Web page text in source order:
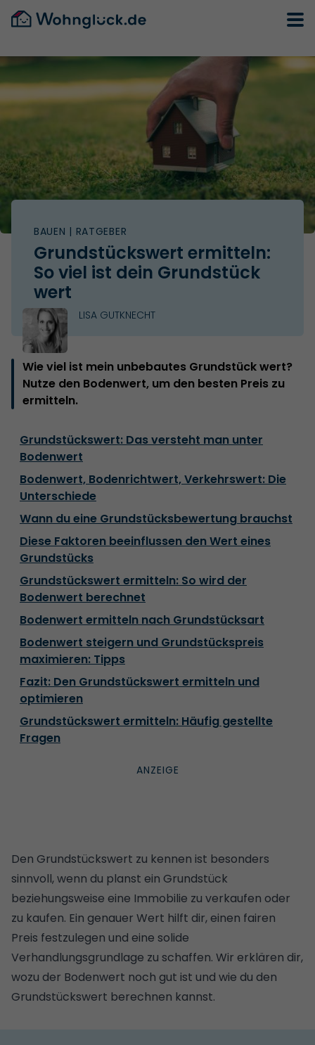
BAUEN | RATGEBER
Grundstückswert ermitteln:
So viel ist dein Grundstück
wert
LISA GUTKNECHT
Wie viel ist mein unbebautes Grundstück wert?
Nutze den Bodenwert, um den besten Preis zu
ermitteln.
Grundstückswert: Das versteht man unter
Bodenwert
Bodenwert, Bodenrichtwert, Verkehrswert: Die
Unterschiede
Wann du eine Grundstücksbewertung brauchst
Diese Faktoren beeinflussen den Wert eines
Grundstücks
Grundstückswert ermitteln: So wird der
Bodenwert berechnet
Bodenwert ermitteln nach Grundstücksart
Bodenwert steigern und Grundstückspreis
maximieren: Tipps
Fazit: Den Grundstückswert ermitteln und
optimieren
Grundstückswert ermitteln: Häufig gestellte
Fragen
Den Grundstückswert zu kennen ist besonders
sinnvoll, wenn du planst ein Grundstück
beziehungsweise eine Immobilie zu verkaufen oder
zu kaufen. Ein genauer Wert hilft dir, einen fairen
Preis festzulegen und eine solide
Verhandlungsgrundlage zu schaffen. Wir erklären dir,
wozu der Bodenwert noch gut ist und wie du den
Grundstückswert berechnen kannst.